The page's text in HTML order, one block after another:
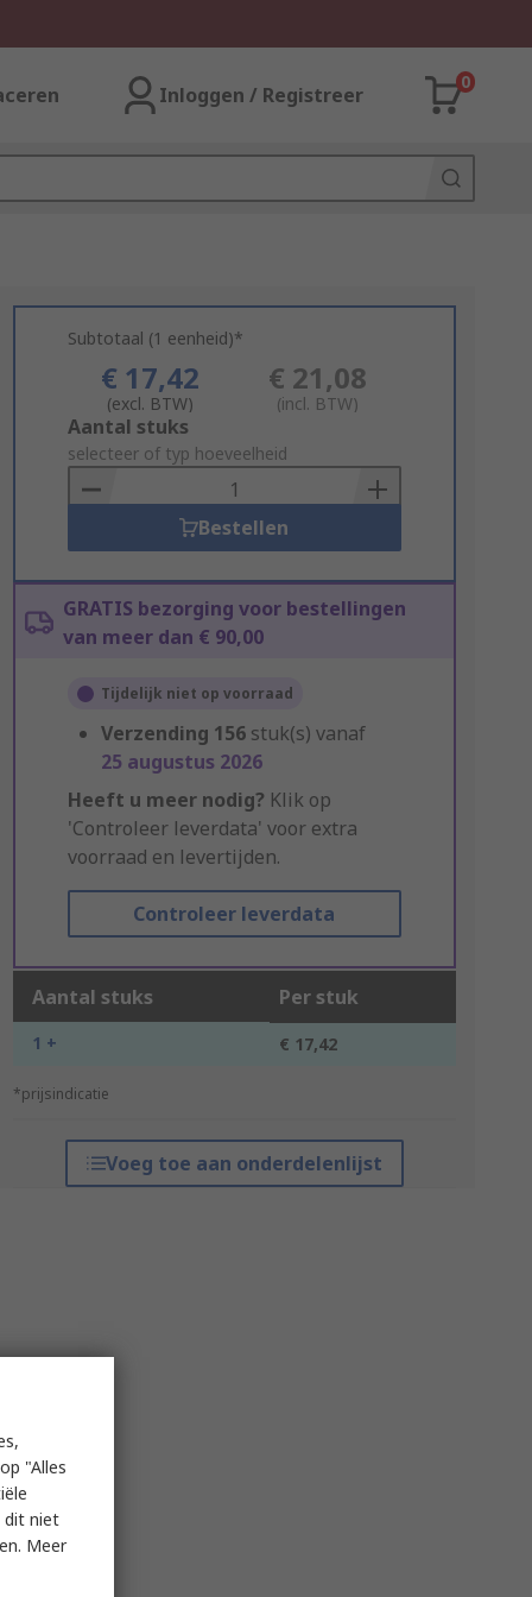
Inloggen / Registreer
0
Subtotaal (1 eenheid)*
€ 17,42
(excl. BTW)
€ 21,08
(incl. BTW)
Add
to
Basket
Aantal stuks
selecteer of typ hoeveelheid
Bestellen
GRATIS bezorging voor bestellingen
van meer dan € 90,00
Tijdelijk niet op voorraad
Verzending 156 stuk(s) vanaf
25 augustus 2026
Heeft u meer nodig? Klik op
'Controleer leverdata' voor extra
voorraad en levertijden.
Controleer leverdata
Aantal stuks Per stuk
1 + € 17,42
*prijsindicatie
Voeg toe aan onderdelenlijst
"Alles
dit niet
Meer